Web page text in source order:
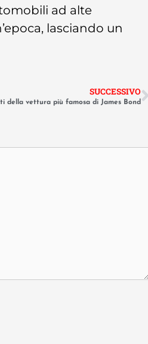
ad alte
lasciando un
SUCCESSIVO
della vettura più famosa di James Bond